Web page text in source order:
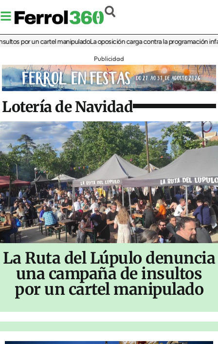
por un cartel manipuladoLa oposición carga contra la programación infantil
Publicidad
Lotería de Navidad
La Ruta del Lúpulo denuncia
una campaña de insultos
por un cartel manipulado